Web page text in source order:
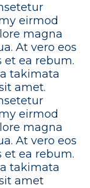
eirmod
magna
At vero eos
et ea rebum.
takimata
amet.
eirmod
magna
At vero eos
et ea rebum.
takimata
amet